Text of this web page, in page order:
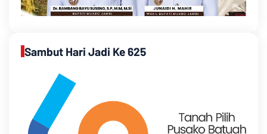
Sambut Hari Jadi Ke 625